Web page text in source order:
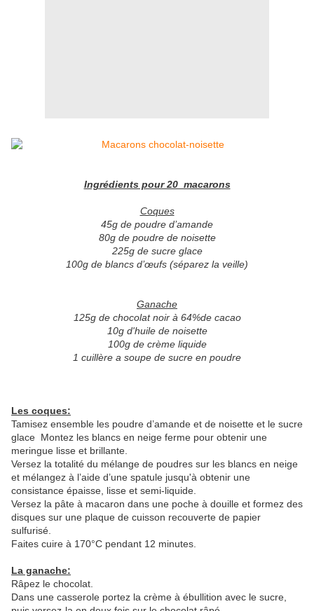
Ingrédients pour 20 macarons
Coques
45g de poudre d’amande
80g de poudre de noisette
225g de sucre glace
100g de blancs d’œufs (séparez la veille)
Ganache
125g de chocolat noir à 64%de cacao
10g d'huile de noisette
100g de crème liquide
1 cuillère a soupe de sucre en poudre
Les coques:
Tamisez ensemble les poudre d’amande et de noisette et le sucre
glace Montez les blancs en neige ferme pour obtenir une
meringue lisse et brillante.
Versez la totalité du mélange de poudres sur les blancs en neige
et mélangez à l’aide d’une spatule jusqu'à obtenir une
consistance épaisse, lisse et semi-liquide.
Versez la pâte à macaron dans une poche à douille et formez des
disques sur une plaque de cuisson recouverte de papier
sulfurisé.
Faites cuire à 170°C pendant 12 minutes.
La ganache:
Râpez le chocolat.
Dans une casserole portez la crème à ébullition avec le sucre,